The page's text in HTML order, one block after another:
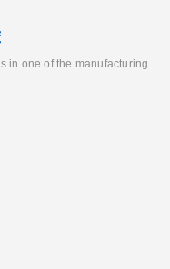
in one of the manufacturing